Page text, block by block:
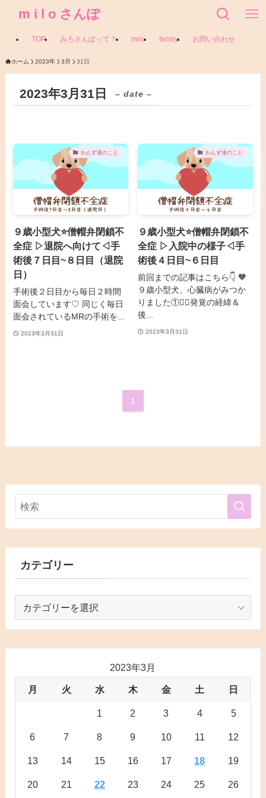
m i l o さんぽ
TOP みろさんぽって？ milo family お問い合わせ
ホーム 2023年 3月 31日
2023年3月31日 – date –
わんず達のこと
９歳小型犬⭐僧帽弁閉鎖不
全症 ▷退院へ向けて◁手
術後７日目~８日目（退院
日）
手術後２日目から毎日２時間
面会しています♡ 同じく毎日
面会されているMRの手術を...
2023年3月31日
わんず達のこと
９歳小型犬⭐僧帽弁閉鎖不
全症 ▷入院中の様子◁手
術後４日目~６日目
前回までの記事はこちら👇 🧡
９歳小型犬、心臓病がみつか
りました①👉🏻発覚の経緯＆
後...
2023年3月31日
1
カテゴリー
ゴ
リ
2023年3月
月 火 水 木 金 土 日
1 2 3 4 5
6 7 8 9 10 11 12
13 14 15 16 17 18 19
20 21 22 23 24 25 26